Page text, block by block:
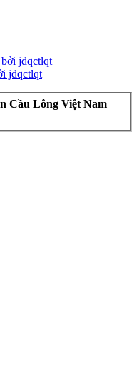
jdqctlqt
jdqctlqt
Cầu Lông Việt Nam